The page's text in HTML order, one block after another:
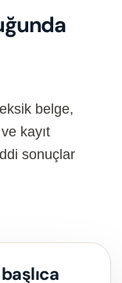
belge,
kayıt
sonuçlar